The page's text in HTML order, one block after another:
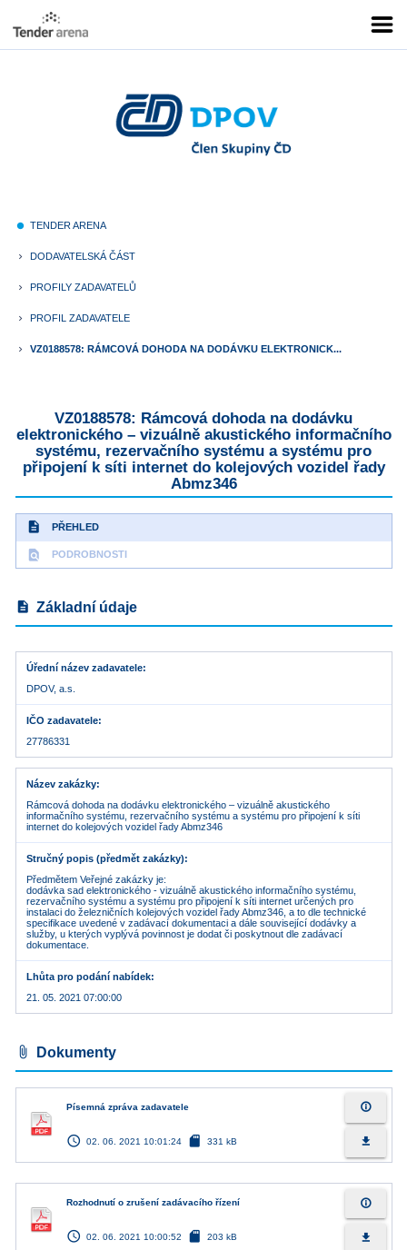
fiber_manual_record TENDER ARENA
keyboard_arrow_right DODAVATELSKÁ ČÁST
keyboard_arrow_right PROFILY ZADAVATELŮ
keyboard_arrow_right PROFIL ZADAVATELE
keyboard_arrow_right VZ0188578: RÁMCOVÁ DOHODA NA DODÁVKU ELEKTRONICK...
VZ0188578: Rámcová dohoda na dodávku
elektronického – vizuálně akustického informačního
systému, rezervačního systému a systému pro
připojení k síti internet do kolejových vozidel řady
Abmz346
description PŘEHLED
find_in_page PODROBNOSTI
description Základní údaje
Úřední název zadavatele
DPOV, a.s.
IČO zadavatele
27786331
Název zakázky
Rámcová dohoda na dodávku elektronického – vizuálně akustického
informačního systému, rezervačního systému a systému pro připojení k síti
internet do kolejových vozidel řady Abmz346
Stručný popis (předmět zakázky)
Předmětem Veřejné zakázky je:
dodávka sad elektronického - vizuálně akustického informačního systému,
rezervačního systému a systému pro připojení k síti internet určených pro
instalaci do železničních kolejových vozidel řady Abmz346, a to dle technické
specifikace uvedené v zadávací dokumentaci a dále související dodávky a
služby, u kterých vyplývá povinnost je dodat či poskytnout dle zadávací
dokumentace.
Lhůta pro podání nabídek
21. 05. 2021 07:00:00
attach_file Dokumenty
Písemná zpráva zadavatele
access_time 02. 06. 2021 10:01:24 sd_card 331 kB
info_outline
file_download
Rozhodnutí o zrušení zadávacího řízení
access_time 02. 06. 2021 10:00:52 sd_card 203 kB
info_outline
file_download